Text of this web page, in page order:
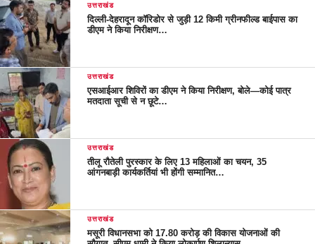
उत्तराखंड
दिल्ली-देहरादून कॉरिडोर से जुड़ी 12 किमी ग्रीनफील्ड बाईपास का
डीएम ने किया निरीक्षण…
उत्तराखंड
एसआईआर शिविरों का डीएम ने किया निरीक्षण, बोले—कोई पात्र
मतदाता सूची से न छूटे…
उत्तराखंड
तीलू रौतेली पुरस्कार के लिए 13 महिलाओं का चयन, 35
आंगनबाड़ी कार्यकर्तियां भी होंगी सम्मानित…
उत्तराखंड
मसूरी विधानसभा को 17.80 करोड़ की विकास योजनाओं की